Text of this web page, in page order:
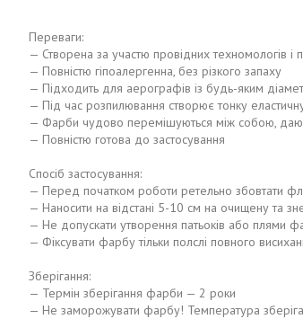
Переваги:
— Створена за участю провідних техномологів
— Повністю гіпоалергенна, без різкого запаху
— Підходить для аерографів із будь-яким
— Під час розпилювання створює тонку
— Фарби чудово перемішуються між собою,
— Повністю готова до застосування
Спосіб застосування:
— Перед початком роботи ретельно збовтати
— Наносити на відстані 5-10 см на очищену та
— Не допускати утворення патьоків або плями
— Фіксувати фарбу тільки полслі повного
Зберігання:
— Термін зберігання фарби — 2 роки
— Не заморожувати фарбу! Температура